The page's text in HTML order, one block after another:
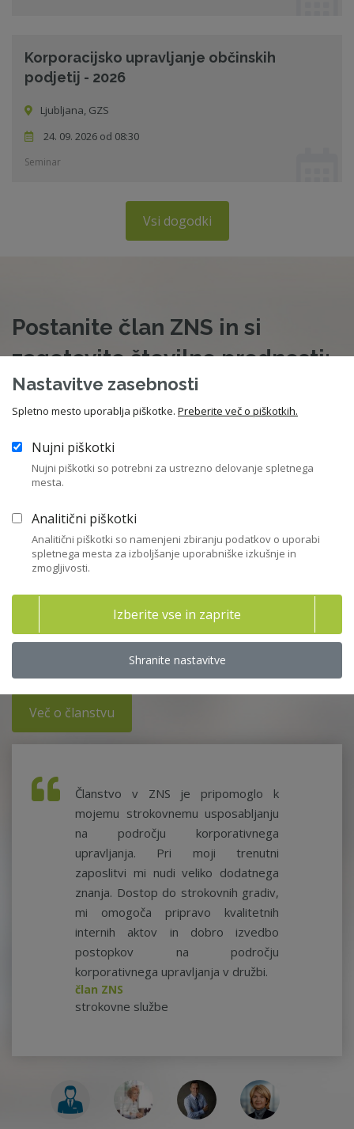
Korporacijsko upravljanje občinskih
podjetij - 2026
Ljubljana, GZS
24. 09. 2026 od 08:30
Seminar
Vsi dogodki
Postanite član ZNS in si
zagotovite številne prednosti:
hitro strokovno pomoč in dostop do zbirke pravnih
nasvetov,
obveščanje o domačih in mednarodnih novostih,
strokovnih stališčih ZNS, odprtih javnih pozivih za članstvo
v nadzornih svetih ali komisijah,
Člane spodbujamo k strokovnemu razvoju in spoštovanju
Več o članstvu
Članstvo v ZNS je pripomoglo k
mojemu strokovnemu usposabljanju
na področju korporativnega
upravljanja. Pri moji trenutni
zaposlitvi mi nudi veliko dodatnega
znanja. Dostop do strokovnih gradiv,
mi omogoča pripravo kvalitetnih
internih aktov in dobro izvedbo
postopkov na področju
korporativnega upravljanja v družbi.
član ZNS
strokovne službe
Nastavitve zasebnosti
Spletno mesto uporablja piškotke. Preberite več o piškotkih.
Nujni piškotki
Nujni piškotki so potrebni za ustrezno delovanje spletnega
mesta.
Analitični piškotki
Analitični piškotki so namenjeni zbiranju podatkov o uporabi
spletnega mesta za izboljšanje uporabniške izkušnje in
zmogljivosti.
Izberite vse in zaprite
Shranite nastavitve